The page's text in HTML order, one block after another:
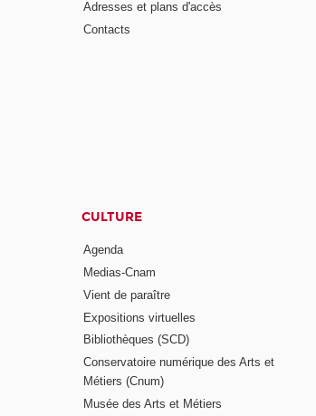
Adresses et plans d'accès
Contacts
CULTURE
Agenda
Medias-Cnam
Vient de paraître
Expositions virtuelles
Bibliothèques (SCD)
Conservatoire numérique des Arts et
Métiers (Cnum)
Musée des Arts et Métiers